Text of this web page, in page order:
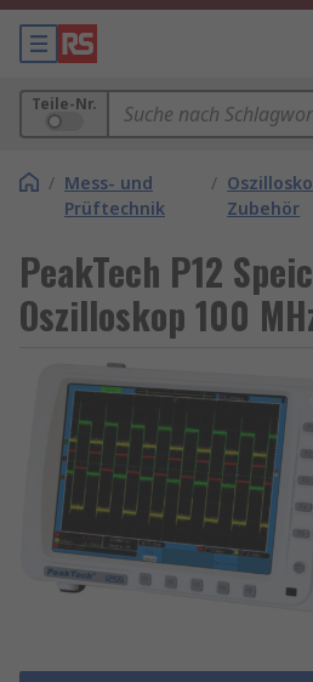
Teile-Nr.
/ Mess- und
Prüftechnik
/
Zubehör
PeakTech P12
Oszilloskop 100